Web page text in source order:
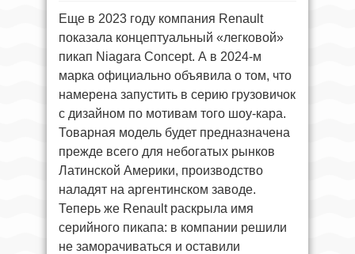
Еще в 2023 году компания Renault
показала концептуальный «легковой»
пикап Niagara Concept. А в 2024-м
марка официально объявила о том, что
намерена запустить в серию грузовичок
с дизайном по мотивам того шоу-кара.
Товарная модель будет предназначена
прежде всего для небогатых рынков
Латинской Америки, производство
наладят на аргентинском заводе.
Теперь же Renault раскрыла имя
серийного пикапа: в компании решили
не заморачиваться и оставили